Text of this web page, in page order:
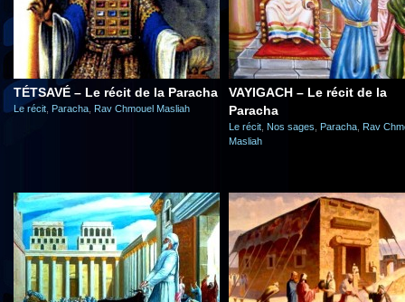
TÉTSAVÉ – Le récit de la Paracha
Le récit Paracha Rav Chmouel Masliah
VAYIGACH – Le récit de la
Paracha
Le récit Nos sages Paracha Rav
Masliah